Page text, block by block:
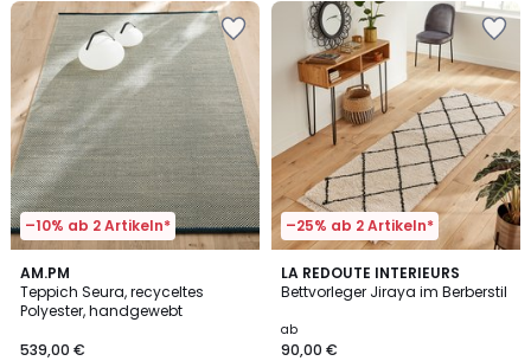
–10% ab 2 Artikeln*
AM.PM
Teppich Seura, recyceltes
Polyester, handgewebt
539,00 €
5
/
5
–25% ab 2 Artikeln*
LA REDOUTE INTERIEURS
Bettvorleger Jiraya im Berberstil
ab
90,00 €
4,7
/ 5